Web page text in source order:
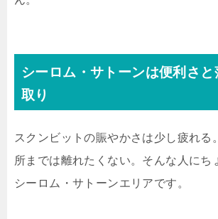
シーロム・サトーンは便利さ
取り
スクンビットの賑やかさは少し疲れる
所までは離れたくない。そんな人にち
シーロム・サトーンエリアです。